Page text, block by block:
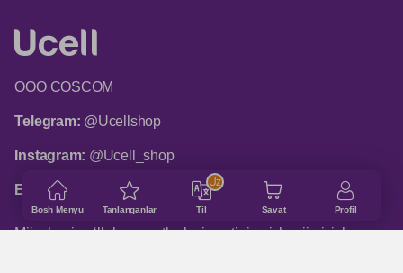
Bosh Menyu Tanlanganlar Til
Uz
Savat Profil
ООО COSCOM
Telegram: @Ucellshop
Instagram: @Ucell_shop
Email:shop@ucell.uz
Mijozlarni qo‘llab-quvvatlash xizmatining ish rejimi: ish